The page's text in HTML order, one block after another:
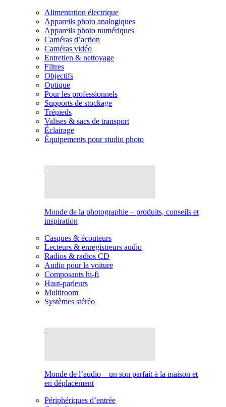
Alimentation électrique
Appareils photo analogiques
Appareils photo numériques
Caméras d’action
Caméras vidéo
Entretien & nettoyage
Filtres
Objectifs
Optique
Pour les professionnels
Supports de stockage
Trépieds
Valises & sacs de transport
Éclairage
Équipements pour studio photo
Monde de la photographie – produits, conseils et
inspiration
Casques & écouteurs
Lecteurs & enregistreurs audio
Radios & radios CD
Audio pour la voiture
Composants hi-fi
Haut-parleurs
Multiroom
Systèmes stéréo
Monde de l’audio – un son parfait à la maison et
en déplacement
Périphériques d’entrée